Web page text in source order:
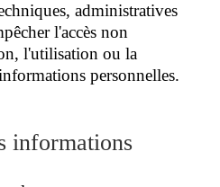
administratives
l'accès non
l'utilisation ou la
personnelles.
informations